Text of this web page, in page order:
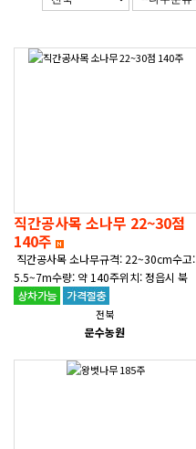
직간공사목 소나무 22~30점
140주
직간공사목 소나무규격: 22~30cm수고:
5.5~7m수량: 약 140주위치: 정읍시 북
면 복흥리 산 84-3문의: 010-3671-472
5(작업상차 가능)---2026. 03. 01. 사..
전북
문수농원